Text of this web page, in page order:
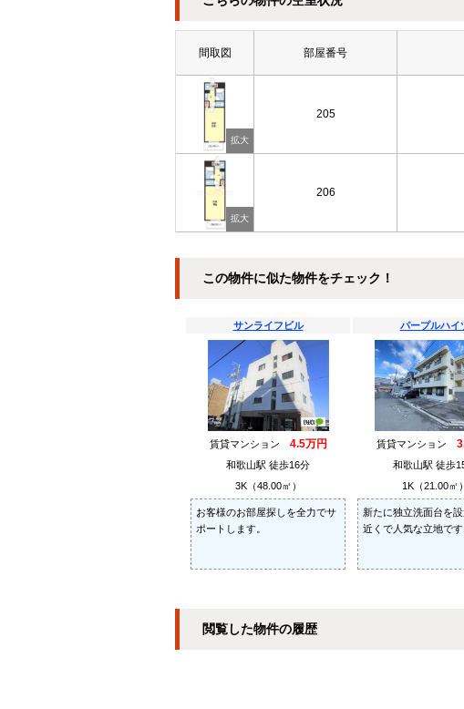
間取図 部屋番号
205
206
この物件に似た物件をチェック！
サンライフビル
賃貸マンション 4.5万円
和歌山駅 徒歩16分
3K（48.00㎡）
お客様のお部屋探しを全力でサ
ポートします。
パープルハイ
賃貸マンション
和歌山駅 徒歩
1K（21.00㎡）
新たに独立洗面台を
近くで人気な立地です
閲覧した物件の履歴